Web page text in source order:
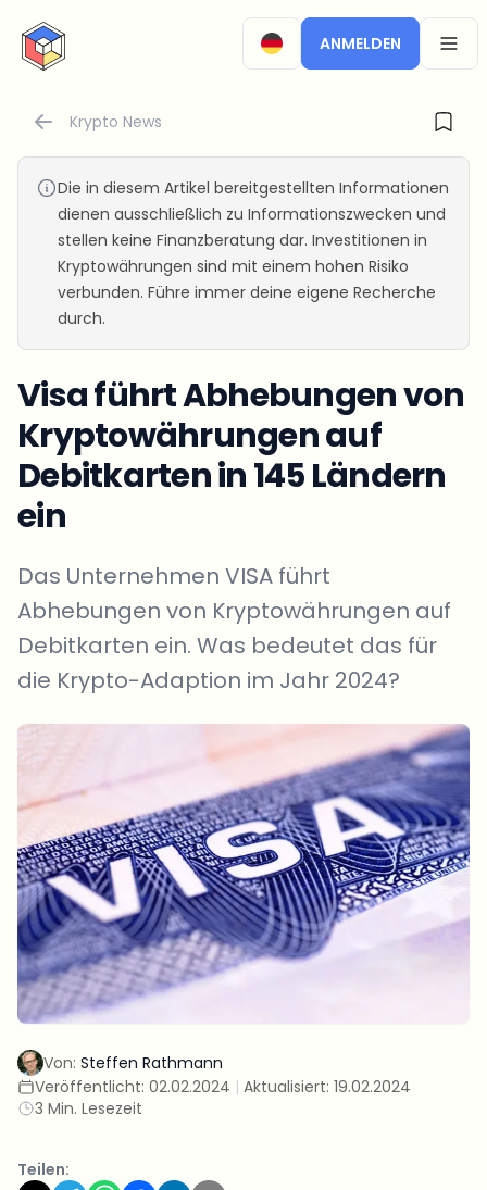
CryptoTicker
ANMELDEN
Krypto News
Die in diesem Artikel bereitgestellten Informationen
dienen ausschließlich zu Informationszwecken und
stellen keine Finanzberatung dar. Investitionen in
Kryptowährungen sind mit einem hohen Risiko
verbunden. Führe immer deine eigene Recherche
durch.
Visa führt Abhebungen von
Kryptowährungen auf
Debitkarten in 145 Ländern
ein
Das Unternehmen VISA führt
Abhebungen von Kryptowährungen auf
Debitkarten ein. Was bedeutet das für
die Krypto-Adaption im Jahr 2024?
Von: Steffen Rathmann
Veröffentlicht: 02.02.2024 | Aktualisiert: 19.02.2024
3 Min. Lesezeit
Teilen: